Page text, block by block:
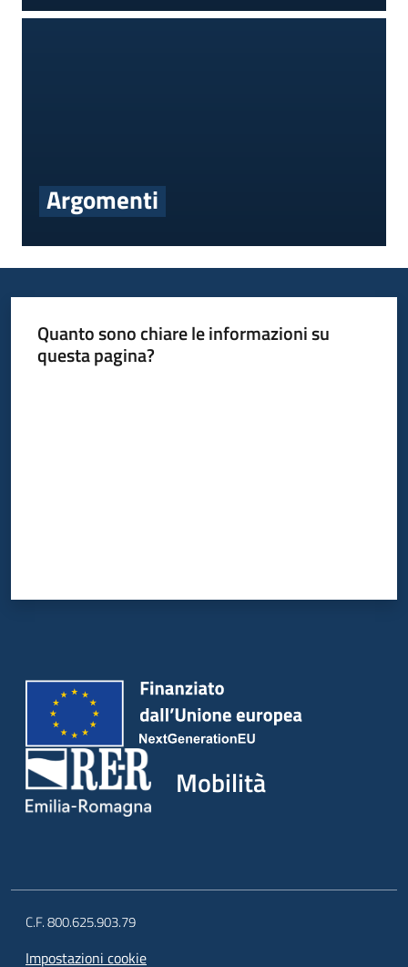
Argomenti
Quanto sono chiare le informazioni su
questa pagina?
Mobilità
C.F. 800.625.903.79
Impostazioni cookie